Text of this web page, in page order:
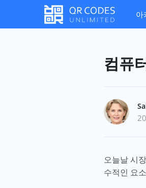
아
컴퓨
오늘날 시
수적인 요